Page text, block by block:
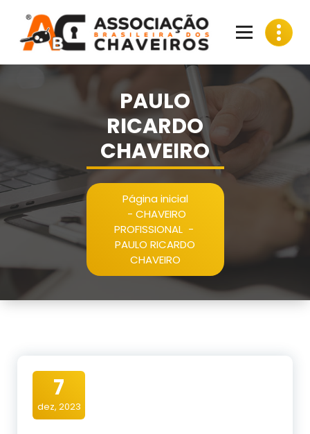
conteúdo
PAULO
RICARDO
CHAVEIRO
Página inicial
- CHAVEIRO
PROFISSIONAL-
PAULO RICARDO
CHAVEIRO
7
dez, 2023